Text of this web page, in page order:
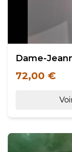
Dame-
72,00 €